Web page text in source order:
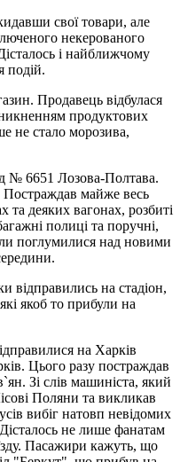
свої товари, але
некерованого
і найближчому
подій.
Продавець відбулася
продуктових
не стало морозива,
№ 6651 Лозова-Полтава.
майже весь
та деяких вагонах, розбиті
полиці та поручні,
поглумилися над новими
відправились на стадіон,
якоб то прибули на
на Харків
Цього разу постраждав
Зі слів машиніста, який
Поляни та викликав
вибіг натовп невідомих
не лише фанатам
Пасажири кажуть, що